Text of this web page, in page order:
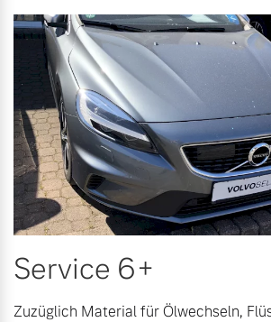
Service 6+
Zuzüglich Material für Ölwechseln,